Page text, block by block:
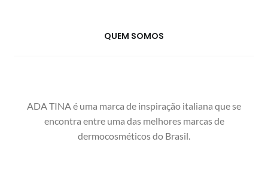
QUEM SOMOS
ADA TINA é uma marca de inspiração italiana que se
encontra entre uma das melhores marcas de
dermocosméticos do Brasil.